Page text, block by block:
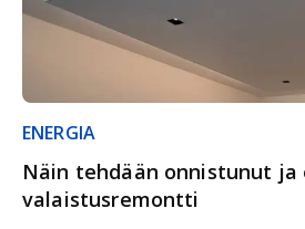
ENERGIA
Näin tehdään onnistunut ja
valaistusremontti